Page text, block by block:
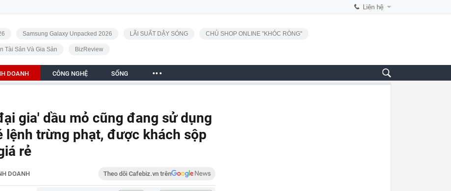
Liên hệ
Samsung Galaxy Unpacked 2026 LÃI SUẤT DẬY SÓNG CHỦ SHOP ONLINE "KHÓC RÒNG"
Tài Sản Và Gia Sản BizReview
DOANH CÔNG NGHỆ SỐNG
gia' dầu mỏ cũng đang sử dụng
lệnh trừng phạt, được khách sộp
rẻ
DOANH Theo dõi Cafebiz.vn trên